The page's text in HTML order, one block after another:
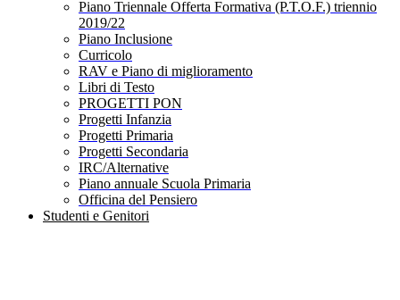
Piano Triennale Offerta Formativa (P.T.O.F.) triennio
2019/22
Piano Inclusione
Curricolo
RAV e Piano di miglioramento
Libri di Testo
PROGETTI PON
Progetti Infanzia
Progetti Primaria
Progetti Secondaria
IRC/Alternative
Piano annuale Scuola Primaria
Officina del Pensiero
Studenti e Genitori